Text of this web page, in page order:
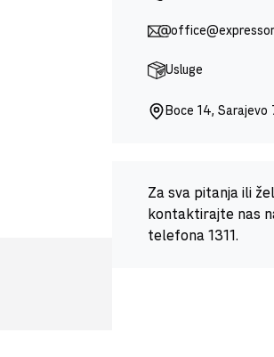
Usluge
Boce 14, Sarajevo
Za sva pitanja ili
kontaktirajte nas
telefona 1311.